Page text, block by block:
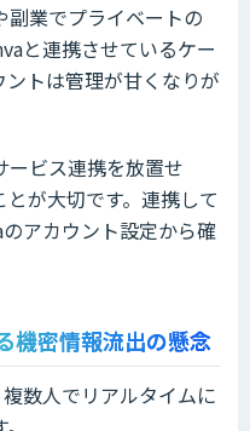
副業でプライベートの
と連携させているケー
トは管理が甘くなりが
ービス連携を放置せ
が大切です。連携して
アカウント設定から確
機密情報流出の懸念
数人でリアルタイムに